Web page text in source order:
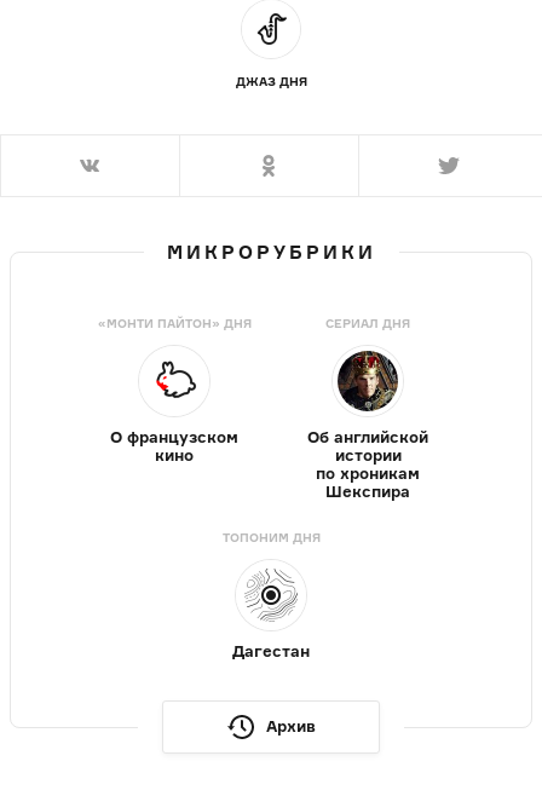
ДЖАЗ ДНЯ
МИКРОРУБРИКИ
«МОНТИ ПАЙТОН» ДНЯ
О французском
кино
СЕРИАЛ ДНЯ
Об английской
истории
по хроникам
Шекспира
ТОПОНИМ ДНЯ
Дагестан
Архив